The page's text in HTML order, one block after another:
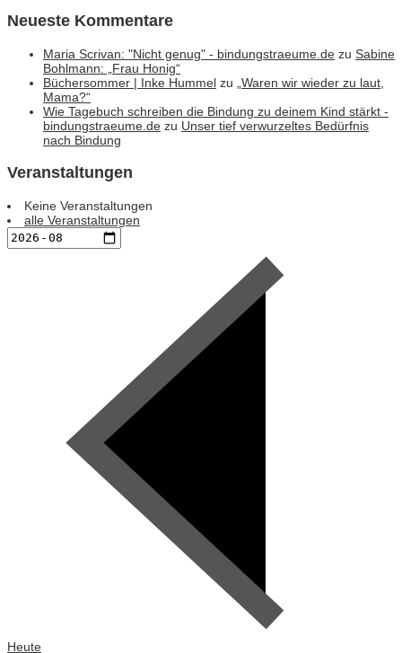
Neueste Kommentare
Maria Scrivan: "Nicht genug" - bindungstraeume.de zu Sabine
Bohlmann: „Frau Honig“
Büchersommer | Inke Hummel zu
„Waren wir wieder zu laut,
Mama?“
Wie Tagebuch schreiben die Bindung zu deinem Kind stärkt -
bindungstraeume.de zu Unser tief verwurzeltes Bedürfnis
nach Bindung
Veranstaltungen
Keine Veranstaltungen
alle Veranstaltungen
Heute